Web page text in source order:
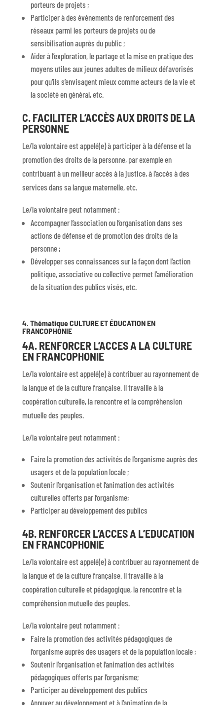
porteurs de projets ;
Participer à des événements de renforcement des
réseaux parmi les porteurs de projets ou de
sensibilisation auprès du public ;
Aider à l’exploration, le partage et la mise en pratique des
moyens utiles aux jeunes adultes de milieux défavorisés
pour qu’ils s’envisagent mieux comme acteurs de la vie et
la société en général, etc.
C. FACILITER L’ACCÈS AUX DROITS DE LA
PERSONNE
Le/la volontaire est appelé(e) à participer à la défense et la
promotion des droits de la personne, par exemple en
contribuant à un meilleur accès à la justice, à l’accès à des
services dans sa langue maternelle, etc.
Le/la volontaire peut notamment :
Accompagner l’association ou l’organisation dans ses
actions de défense et de promotion des droits de la
personne ;
Développer ses connaissances sur la façon dont l’action
politique, associative ou collective permet l’amélioration
de la situation des publics visés, etc.
4. Thématique CULTURE ET ÉDUCATION EN
FRANCOPHONIE
4A. RENFORCER L’ACCES A LA CULTURE
EN FRANCOPHONIE
Le/la volontaire est appelé(e) à contribuer au rayonnement de
la langue et de la culture française. Il travaille à la
coopération culturelle, la rencontre et la compréhension
mutuelle des peuples.
Le/la volontaire peut notamment :
Faire la promotion des activités de l’organisme auprès des
usagers et de la population locale ;
Soutenir l’organisation et l’animation des activités
culturelles offerts par l’organisme;
Participer au développement des publics
4B. RENFORCER L’ACCES A L’EDUCATION
EN FRANCOPHONIE
Le/la volontaire est appelé(e) à contribuer au rayonnement de
la langue et de la culture française. Il travaille à la
coopération culturelle et pédagogique, la rencontre et la
compréhension mutuelle des peuples.
Le/la volontaire peut notamment :
Faire la promotion des activités pédagogiques de
l’organisme auprès des usagers et de la population locale ;
Soutenir l’organisation et l’animation des activités
pédagogiques offerts par l’organisme;
Participer au développement des publics
Appuyer au développement et à l’animation de la